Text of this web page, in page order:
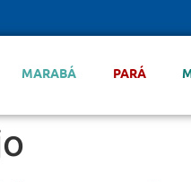
MARABÁ PARÁ